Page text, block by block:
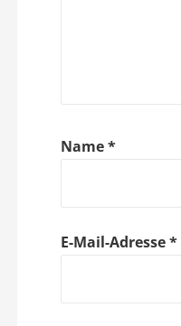
Name*
E-Mail-Adresse*